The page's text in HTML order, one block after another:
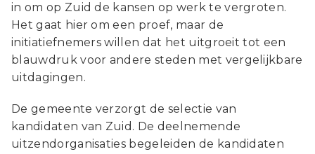
in om op Zuid de kansen op werk te vergroten.
Het gaat hier om een proef, maar de
initiatiefnemers willen dat het uitgroeit tot een
blauwdruk voor andere steden met vergelijkbare
uitdagingen.
De gemeente verzorgt de selectie van
kandidaten van Zuid. De deelnemende
uitzendorganisaties begeleiden de kandidaten